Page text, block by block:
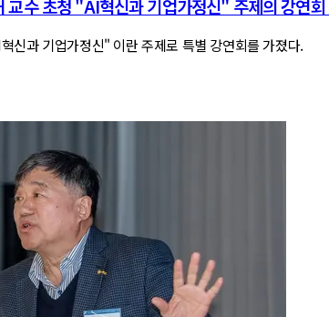
수 초청 "AI혁신과 기업가정신" 주제의 강연
신과 기업가정신" 이란 주제로 특별 강연회를 가졌다.